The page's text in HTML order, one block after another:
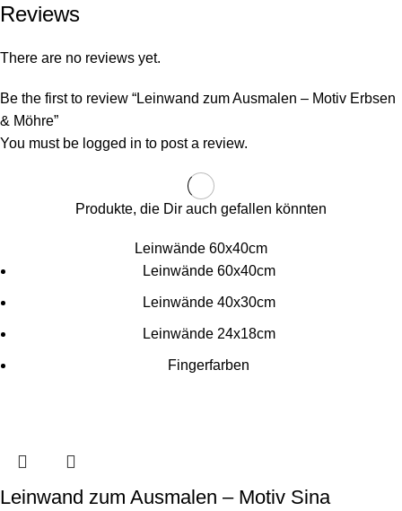
Reviews
There are no reviews yet.
Be the first to review “Leinwand zum Ausmalen – Motiv Erbsen
& Möhre”
You must be logged in to post a review.
Produkte, die Dir auch gefallen könnten
Leinwände 60x40cm
Leinwände 60x40cm
Leinwände 40x30cm
Leinwände 24x18cm
Fingerfarben
Leinwand zum Ausmalen – Motiv Sina